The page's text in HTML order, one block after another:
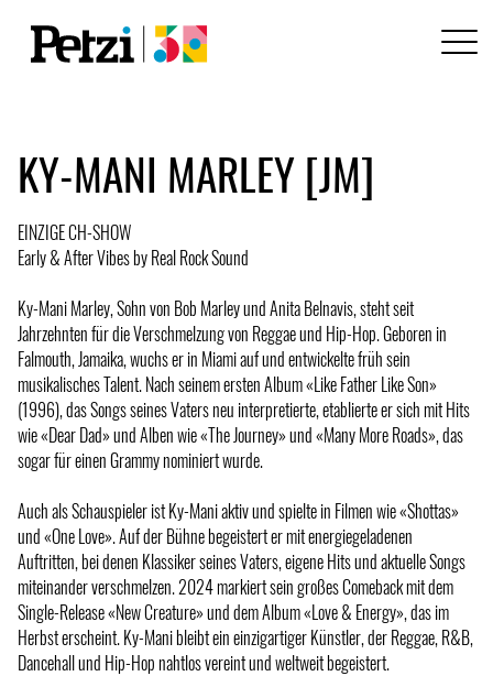
KY-MANI MARLEY [JM]
EINZIGE CH-SHOW
Early & After Vibes by Real Rock Sound
Ky-Mani Marley, Sohn von Bob Marley und Anita Belnavis, steht seit
Jahrzehnten für die Verschmelzung von Reggae und Hip-Hop. Geboren in
Falmouth, Jamaika, wuchs er in Miami auf und entwickelte früh sein
musikalisches Talent. Nach seinem ersten Album «Like Father Like Son»
(1996), das Songs seines Vaters neu interpretierte, etablierte er sich mit Hits
wie «Dear Dad» und Alben wie «The Journey» und «Many More Roads», das
sogar für einen Grammy nominiert wurde.
Auch als Schauspieler ist Ky-Mani aktiv und spielte in Filmen wie «Shottas»
und «One Love». Auf der Bühne begeistert er mit energiegeladenen
Auftritten, bei denen Klassiker seines Vaters, eigene Hits und aktuelle Songs
miteinander verschmelzen. 2024 markiert sein großes Comeback mit dem
Single-Release «New Creature» und dem Album «Love & Energy», das im
Herbst erscheint. Ky-Mani bleibt ein einzigartiger Künstler, der Reggae, R&B,
Dancehall und Hip-Hop nahtlos vereint und weltweit begeistert.